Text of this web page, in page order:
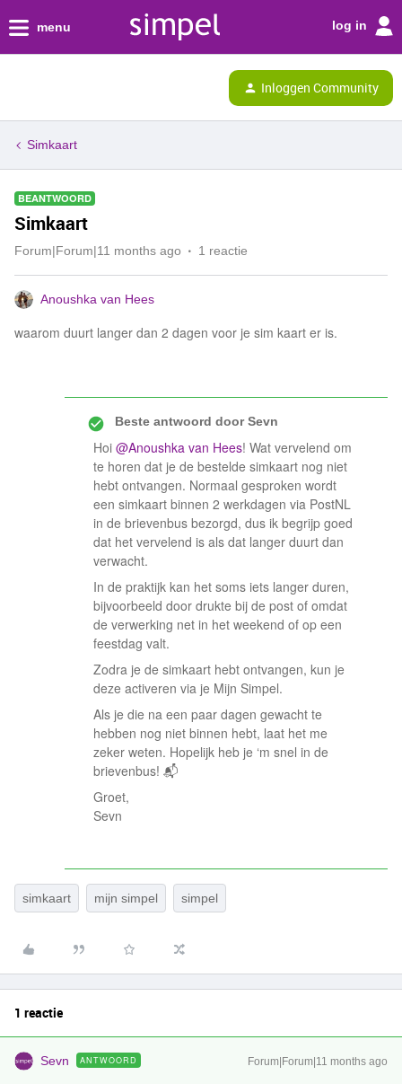
menu log in
Inloggen Community
Simkaart
BEANTWOORD
Simkaart
Forum|Forum|11 months ago 1 reactie
Anoushka van Hees
waarom duurt langer dan 2 dagen voor je sim kaart er is.
Beste antwoord doorSevn
Hoi ​ @Anoushka van Hees! Wat vervelend om
te horen dat je de bestelde simkaart nog niet
hebt ontvangen. Normaal gesproken wordt
een simkaart binnen 2 werkdagen via PostNL
in de brievenbus bezorgd, dus ik begrijp goed
dat het vervelend is als dat langer duurt dan
verwacht.
In de praktijk kan het soms iets langer duren,
bijvoorbeeld door drukte bij de post of omdat
de verwerking net in het weekend of op een
feestdag valt.
Zodra je de simkaart hebt ontvangen, kun je
deze activeren via je Mijn Simpel.
Als je die na een paar dagen gewacht te
hebben nog niet binnen hebt, laat het me
zeker weten. Hopelijk heb je ‘m snel in de
brievenbus! 📬
Groet,
Sevn
simkaart mijn simpel simpel
1 reactie
Sevn ANTWOORD Forum|Forum|11 months ago